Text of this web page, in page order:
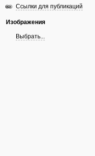
Ссылки для публикаций
Изображения
Выбрать...